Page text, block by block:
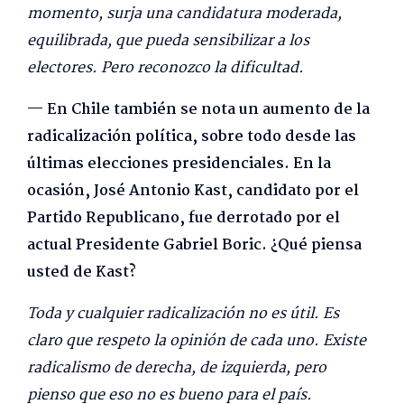
momento, surja una candidatura moderada,
equilibrada, que pueda sensibilizar a los
electores. Pero reconozco la dificultad.
— En Chile también se nota un aumento de la
radicalización política, sobre todo desde las
últimas elecciones presidenciales. En la
ocasión, José Antonio Kast, candidato por el
Partido Republicano, fue derrotado por el
actual Presidente Gabriel Boric. ¿Qué piensa
usted de Kast?
Toda y cualquier radicalización no es útil. Es
claro que respeto la opinión de cada uno. Existe
radicalismo de derecha, de izquierda, pero
pienso que eso no es bueno para el país.